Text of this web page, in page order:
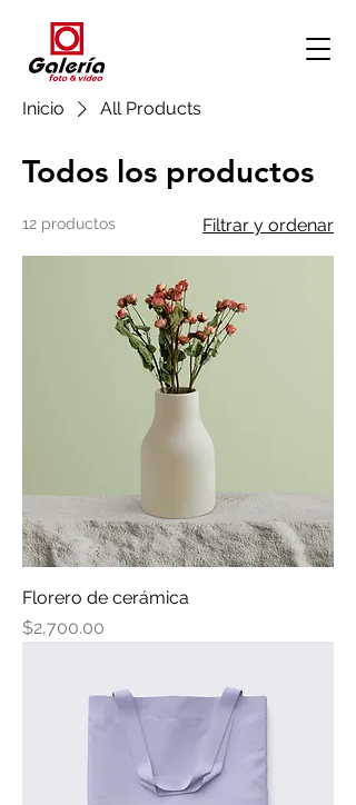
Inicio All Products
Todos los productos
12 productos Filtrar y ordenar
Florero de cerámica
Precio
$2,700.00